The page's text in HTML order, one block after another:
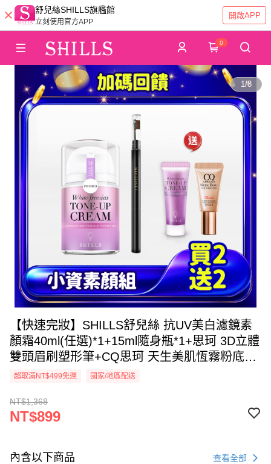
舒兒絲SHILLS旗艦館
立刻使用官方APP
開啟APP
0
1/8
【快速完妝】SHILLS舒兒絲 抗UV美白濾鏡素
顏霜40ml(任選)*1+15ml隨身瓶*1+思珂 3D立體
雙頭眉刷塑形筆+CQ思珂 天生美肌恆霧粉底
5ML_小明星大跟班推薦
超取滿NT$499免運 國家/地區配送
NT$1,368
NT$899
內含以下商品 查看全部